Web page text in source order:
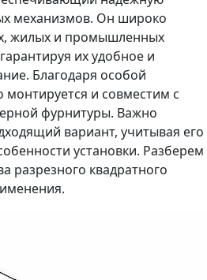
механизмов. Он широко
жилых и промышленных
их удобное и
Благодаря особой
монтируется и совместим с
фурнитуры. Важно
вариант, учитывая его
установки. Разберем
разрезного квадратного